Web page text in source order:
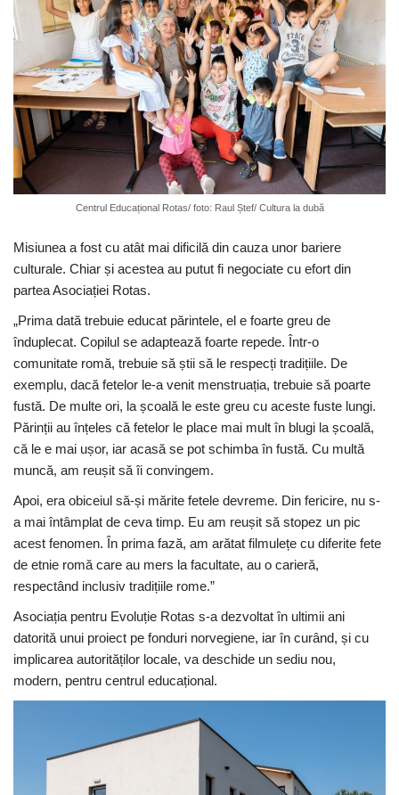
Centrul Educațional Rotas/ foto: Raul Ștef/ Cultura la dubă
Misiunea a fost cu atât mai dificilă din cauza unor bariere
culturale. Chiar și acestea au putut fi negociate cu efort din
partea Asociației Rotas.
„Prima dată trebuie educat părintele, el e foarte greu de
înduplecat. Copilul se adaptează foarte repede. Într-o
comunitate romă, trebuie să știi să le respecți tradițiile. De
exemplu, dacă fetelor le-a venit menstruația, trebuie să poarte
fustă. De multe ori, la școală le este greu cu aceste fuste lungi.
Părinții au înțeles că fetelor le place mai mult în blugi la școală,
că le e mai ușor, iar acasă se pot schimba în fustă. Cu multă
muncă, am reușit să îi convingem.
Apoi, era obiceiul să-și mărite fetele devreme. Din fericire, nu s-
a mai întâmplat de ceva timp. Eu am reușit să stopez un pic
acest fenomen. În prima fază, am arătat filmulețe cu diferite fete
de etnie romă care au mers la facultate, au o carieră,
respectând inclusiv tradițiile rome.”
Asociația pentru Evoluție Rotas s-a dezvoltat în ultimii ani
datorită unui proiect pe fonduri norvegiene, iar în curând, și cu
implicarea autorităților locale, va deschide un sediu nou,
modern, pentru centrul educațional.